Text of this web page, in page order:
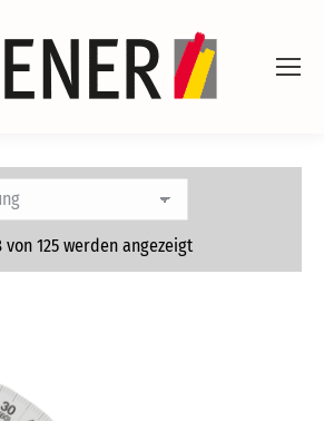
von 125 werden angezeigt